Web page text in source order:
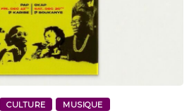
CULTURE MUSIQUE